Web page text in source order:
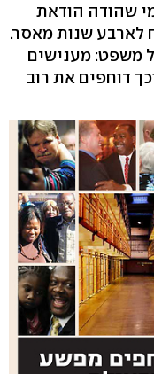
מי שהודה הודאת
לארבע שנות מאסר.
משפט: מענישים
דוחפים את רוב